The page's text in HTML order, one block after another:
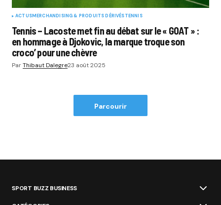
ACTUSMERCHANDISING & PRODUITS DÉRIVÉSTENNIS
Tennis – Lacoste met fin au débat sur le « GOAT » :
en hommage à Djokovic, la marque troque son
croco’ pour une chèvre
ParThibaut Dalegre23 août 2025
Parcourir
SPORT BUZZ BUSINESS